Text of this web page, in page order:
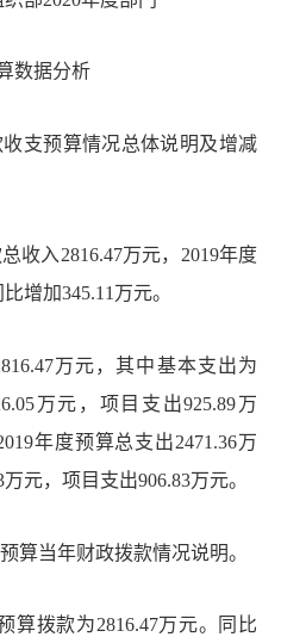
数据分析
支预算情况总体说明及增减
入2816.47万元，2019年度
增加345.11万元。
万元，其中基本支出为
万元，项目支出925.89万
年度预算总支出2471.36万
元，项目支出906.83万元。
算当年财政拨款情况说明。
算拨款为2816.47万元。同比